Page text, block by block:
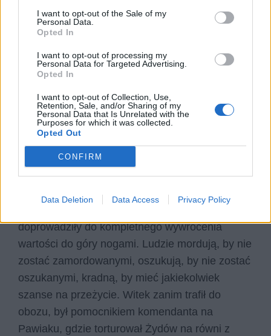
I want to opt-out of the Sale of my
Personal Data.
Opted In
I want to opt-out of processing my
Personal Data for Targeted Advertising.
Opted In
I want to opt-out of Collection, Use,
Retention, Sale, and/or Sharing of my
Personal Data that Is Unrelated with the
Purposes for which it was collected.
Opted Out
CONFIRM
Data Deletion Data Access Privacy Policy
jakiego stopnia instynkty cielesne rządzą
więźniami, skłania autora do kolejnych
ukochaną. To z kolei popycha go do refleksji na
temat tego, jak bardzo obozowa rzeczywistość
upadla człowieka i jak łatwo zgnieść w nim
podstawowe odruchy i wartości.
których wśród kursantów panuje dość luźna
dyscyplina. Na przykładzie swojego znajomego,
również kursanta, Witka, Tadek snuje refleksję o
doprowadziły do kompletnego wywrócenia
wartości do góry nogami. Ludzie mordują, by nie
zostać zamordowanymi, oszukują, by nie zostać
oszukanymi, kradną, by mieć jakiekolwiek
szanse na przeżycie. Witek zanim trafił do
obozu, był pomocnikiem komendanta na
Pawiaku, gdzie torturował Żydów na równi z